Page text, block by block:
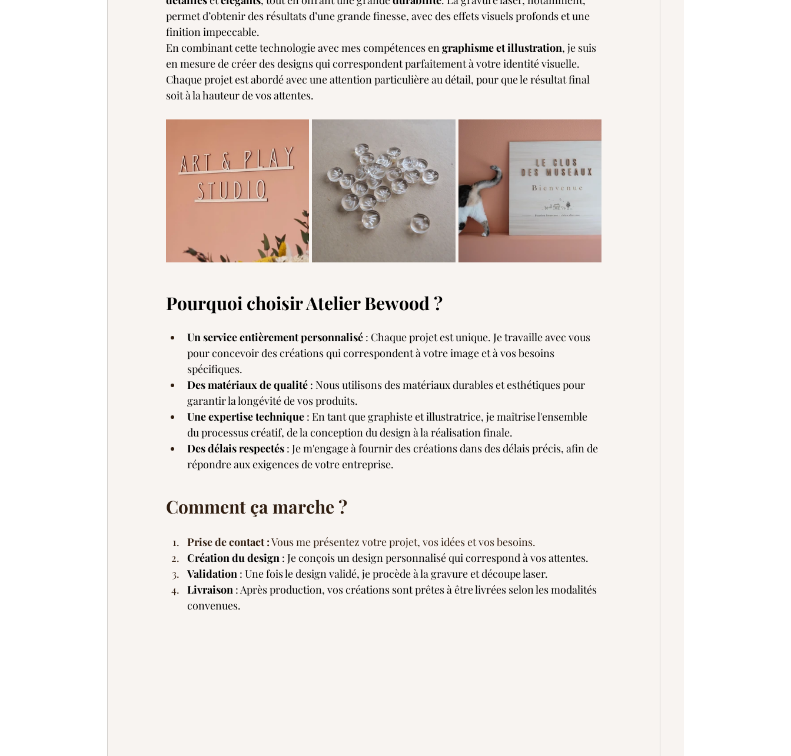
permet d’obtenir des résultats d’une grande finesse, avec des effets visuels profonds et une
finition impeccable.
En combinant cette technologie avec mes compétences en graphisme et illustration, je suis
en mesure de créer des designs qui correspondent parfaitement à votre identité visuelle.
Chaque projet est abordé avec une attention particulière au détail, pour que le résultat final
soit à la hauteur de vos attentes.
Pourquoi choisir Atelier Bewood ?
Un service entièrement personnalisé : Chaque projet est unique. Je travaille avec vous
pour concevoir des créations qui correspondent à votre image et à vos besoins
spécifiques.
Des matériaux de qualité : Nous utilisons des matériaux durables et esthétiques pour
garantir la longévité de vos produits.
Une expertise technique : En tant que graphiste et illustratrice, je maîtrise l'ensemble
du processus créatif, de la conception du design à la réalisation finale.
Des délais respectés : Je m'engage à fournir des créations dans des délais précis, afin de
répondre aux exigences de votre entreprise.
Comment ça marche ?
Prise de contact : Vous me présentez votre projet, vos idées et vos besoins.
Création du design : Je conçois un design personnalisé qui correspond à vos attentes.
Validation : Une fois le design validé, je procède à la gravure et découpe laser.
Livraison : Après production, vos créations sont prêtes à être livrées selon les modalités
convenues.